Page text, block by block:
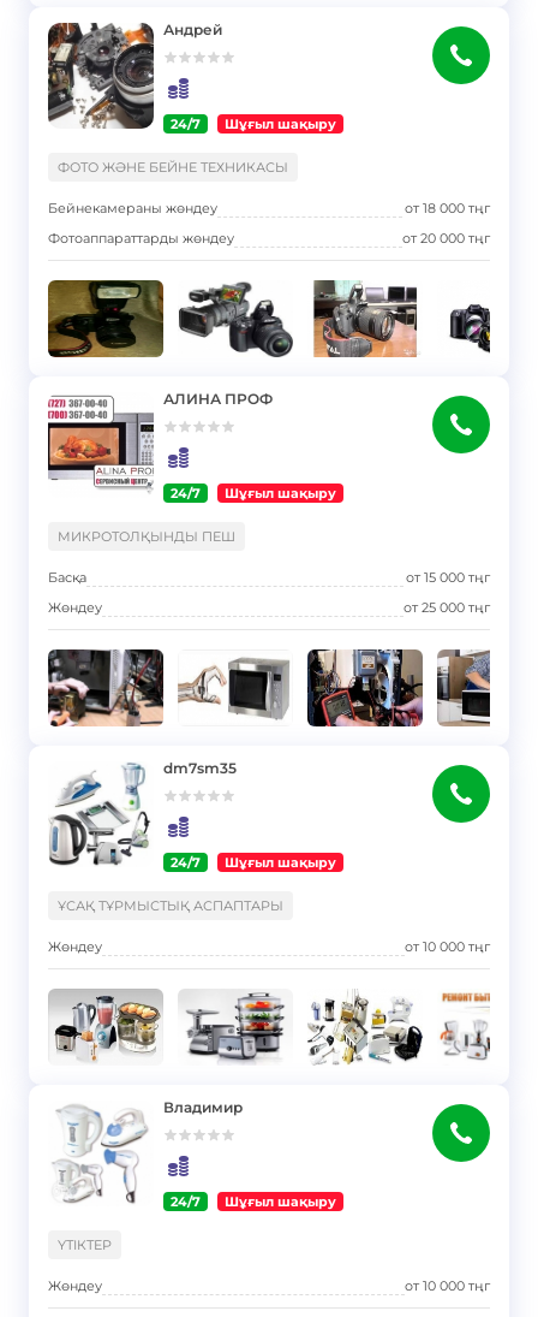
Андрей
24/7 Шұғыл шақыру
ФОТО ЖӘНЕ БЕЙНЕ ТЕХНИКАСЫ
Бейнекамераны жөндеу от18 000 тңг
Фотоаппараттарды жөндеу
от20 000 тңг
АЛИНА ПРОФ
24/7 Шұғыл шақыру
МИКРОТОЛҚЫНДЫ ПЕШ
Басқа от15 000 тңг
Жөндеу
от25 000 тңг
dm7sm35
24/7 Шұғыл шақыру
ҰСАҚ ТҰРМЫСТЫҚ АСПАПТАРЫ
Жөндеу от10 000 тңг
Владимир
24/7 Шұғыл шақыру
ҮТІКТЕР
Жөндеу от10 000 тңг